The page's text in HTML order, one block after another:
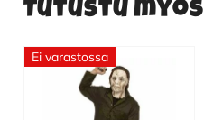
Tutustu myös
Ei varastossa